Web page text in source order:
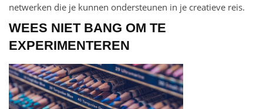
netwerken die je kunnen ondersteunen in je creatieve reis.
WEES NIET BANG OM TE
EXPERIMENTEREN